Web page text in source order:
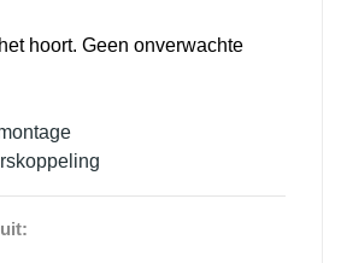
hoort. Geen onverwachte